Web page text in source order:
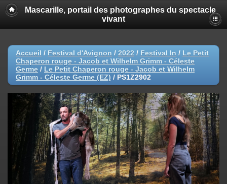
Mascarille, portail des photographes du spectacle
vivant
Accueil / Festival d'Avignon / 2022 / Festival In / Le Petit
Chaperon rouge - Jacob et Wilhelm Grimm - Céleste
Germe / Le Petit Chaperon rouge - Jacob et Wilhelm
Grimm - Céleste Germe (EZ) / PS1Z2902